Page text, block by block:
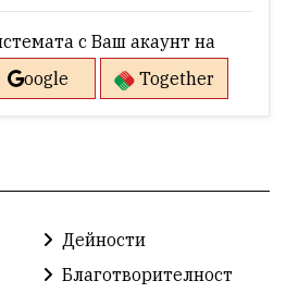
с Ваш акаунт на
oogle Together
Дейности
Благотворителност